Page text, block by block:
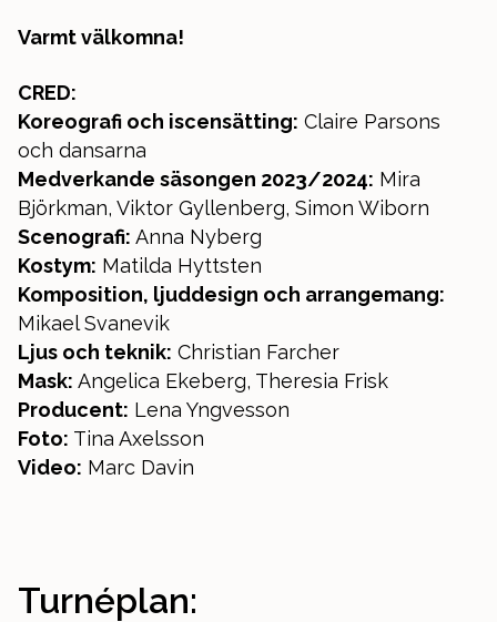
Varmt välkomna!
CRED:
Koreografi och iscensätting: Claire Parsons
och dansarna
Medverkande säsongen 2023/2024: Mira
Björkman, Viktor Gyllenberg, Simon Wiborn
Scenografi: Anna Nyberg
Kostym: Matilda Hyttsten
Komposition, ljuddesign och arrangemang:
Mikael Svanevik
Ljus och teknik: Christian Farcher
Mask: Angelica Ekeberg, Theresia Frisk
Producent: Lena Yngvesson
Foto: Tina Axelsson
Video: Marc Davin
Turnéplan: